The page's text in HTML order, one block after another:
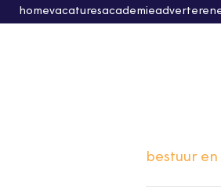
homevacaturesacademieadverteren
bestuur